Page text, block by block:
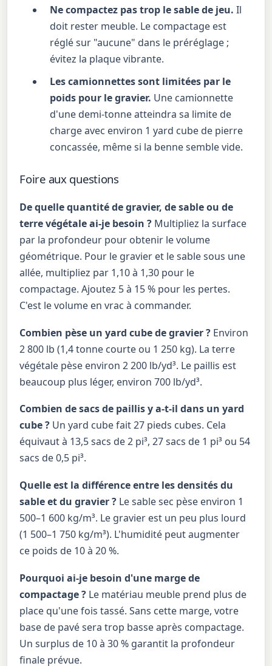
Ne compactez pas trop le sable de jeu. Il
doit rester meuble. Le compactage est
réglé sur "aucune" dans le préréglage ;
évitez la plaque vibrante.
Les camionnettes sont limitées par le
poids pour le gravier. Une camionnette
d'une demi-tonne atteindra sa limite de
charge avec environ 1 yard cube de pierre
concassée, même si la benne semble vide.
Foire aux questions
De quelle quantité de gravier, de sable ou de
terre végétale ai-je besoin ? Multipliez la surface
par la profondeur pour obtenir le volume
géométrique. Pour le gravier et le sable sous une
allée, multipliez par 1,10 à 1,30 pour le
compactage. Ajoutez 5 à 15 % pour les pertes.
C'est le volume en vrac à commander.
Combien pèse un yard cube de gravier ? Environ
2 800 lb (1,4 tonne courte ou 1 250 kg). La terre
végétale pèse environ 2 200 lb/yd³. Le paillis est
beaucoup plus léger, environ 700 lb/yd³.
Combien de sacs de paillis y a-t-il dans un yard
cube ? Un yard cube fait 27 pieds cubes. Cela
équivaut à 13,5 sacs de 2 pi³, 27 sacs de 1 pi³ ou 54
sacs de 0,5 pi³.
Quelle est la différence entre les densités du
sable et du gravier ? Le sable sec pèse environ 1
500–1 600 kg/m³. Le gravier est un peu plus lourd
(1 500–1 750 kg/m³). L'humidité peut augmenter
ce poids de 10 à 20 %.
Pourquoi ai-je besoin d'une marge de
compactage ? Le matériau meuble prend plus de
place qu'une fois tassé. Sans cette marge, votre
base de pavé sera trop basse après compactage.
Un surplus de 10 à 30 % garantit la profondeur
finale prévue.